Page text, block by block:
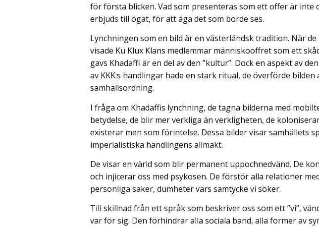
för första blicken. Vad som presenteras som ett offer är inte
erbjuds till ögat, för att äga det som borde ses.
Lynchningen som en bild är en västerländsk tradition. När
visade Ku Klux Klans medlemmar människooffret som ett
gavs Khadaffi är en del av den ”kultur”. Dock en aspekt av
av KKK:s handlingar hade en stark ritual, de överförde
samhällsordning.
I fråga om Khadaffis lynchning, de tagna bilderna med
betydelse, de blir mer verkliga än verkligheten, de
existerar men som förintelse. Dessa bilder visar samhällets
imperialistiska handlingens allmakt.
De visar en värld som blir permanent uppochnedvänd. De
och injicerar oss med psykosen. De förstör alla relationer
personliga saker, dumheter vars samtycke vi söker.
Till skillnad från ett språk som beskriver oss som ett ”vi”,
var för sig. Den förhindrar alla sociala band, alla former av